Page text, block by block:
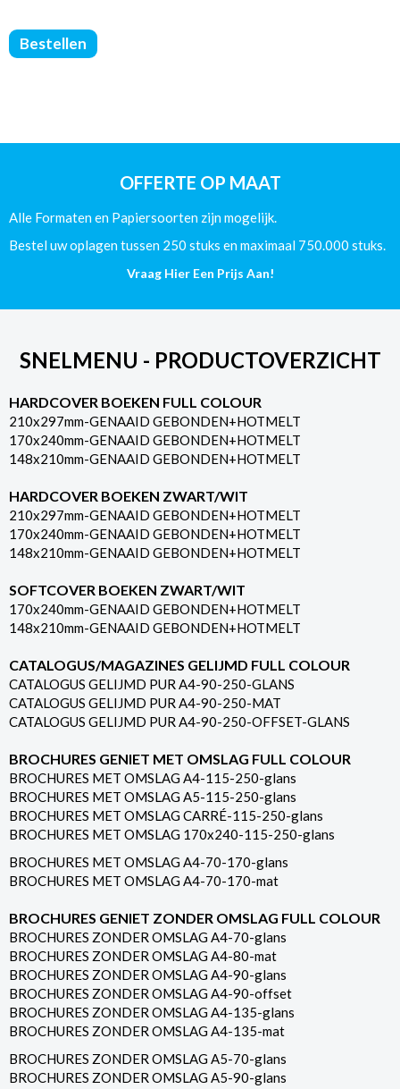
Brochures
Geniet
-
72
Bestellen
OFFERTE OP MAAT
Alle Formaten en Papiersoorten zijn mogelijk.
Bestel uw oplagen tussen 250 stuks en maximaal 750.000 stuks.
Vraag Hier Een Prijs Aan!
SNELMENU - PRODUCTOVERZICHT
HARDCOVER BOEKEN FULL COLOUR
210x297mm-GENAAID GEBONDEN+HOTMELT
170x240mm-GENAAID GEBONDEN+HOTMELT
148x210mm-GENAAID GEBONDEN+HOTMELT
HARDCOVER BOEKEN ZWART/WIT
210x297mm-GENAAID GEBONDEN+HOTMELT
170x240mm-GENAAID GEBONDEN+HOTMELT
148x210mm-GENAAID GEBONDEN+HOTMELT
SOFTCOVER BOEKEN ZWART/WIT
170x240mm-GENAAID GEBONDEN+HOTMELT
148x210mm-GENAAID GEBONDEN+HOTMELT
CATALOGUS/MAGAZINES GELIJMD FULL COLOUR
CATALOGUS GELIJMD PUR A4-90-250-GLANS
CATALOGUS GELIJMD PUR A4-90-250-MAT
CATALOGUS GELIJMD PUR A4-90-250-OFFSET-GLANS
BROCHURES GENIET MET OMSLAG FULL COLOUR
BROCHURES MET OMSLAG A4-115-250-glans
BROCHURES MET OMSLAG A5-115-250-glans
BROCHURES MET OMSLAG CARRÉ-115-250-glans
BROCHURES MET OMSLAG 170x240-115-250-glans
BROCHURES MET OMSLAG A4-70-170-glans
BROCHURES MET OMSLAG A4-70-170-mat
BROCHURES GENIET ZONDER OMSLAG FULL COLOUR
BROCHURES ZONDER OMSLAG A4-70-glans
BROCHURES ZONDER OMSLAG A4-80-mat
BROCHURES ZONDER OMSLAG A4-90-glans
BROCHURES ZONDER OMSLAG A4-90-offset
BROCHURES ZONDER OMSLAG A4-135-glans
BROCHURES ZONDER OMSLAG A4-135-mat
BROCHURES ZONDER OMSLAG A5-70-glans
BROCHURES ZONDER OMSLAG A5-90-glans